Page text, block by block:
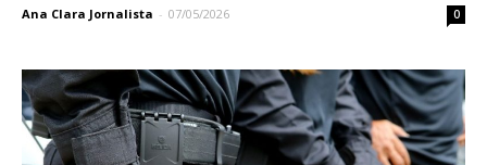
Ana Clara Jornalista - 07/05/2026 0